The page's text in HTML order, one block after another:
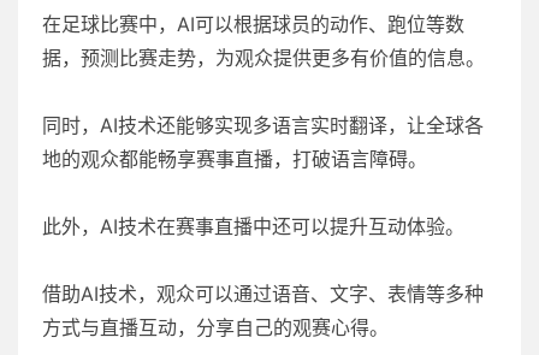
在足球比赛中，AI可以根据球员的动作、跑位等数
据，预测比赛走势，为观众提供更多有价值的信息。
同时，AI技术还能够实现多语言实时翻译，让全球各
地的观众都能畅享赛事直播，打破语言障碍。
此外，AI技术在赛事直播中还可以提升互动体验。
借助AI技术，观众可以通过语音、文字、表情等多种
方式与直播互动，分享自己的观赛心得。